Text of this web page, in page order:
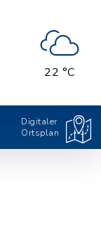
22 °C
Digitaler
Ortsplan